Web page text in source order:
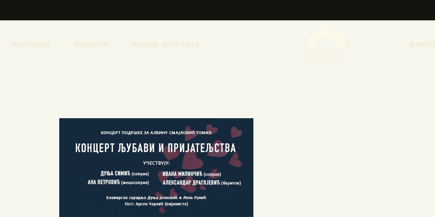
НАСЛОВНА НОВОСТИ НАЈАВА ДОГАЂАЈА
ФОТОГРАФИЈЕ
ВИДЕО
КОНТАКТ